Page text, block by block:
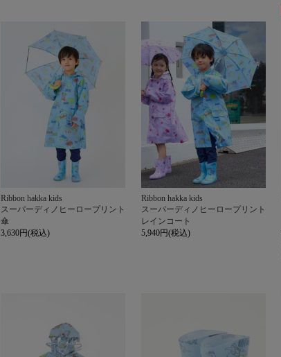
Ribbon hakka kids
スーパーディノヒーロープリント
傘
3,630円(税込)
Ribbon hakka kids
スーパーディノヒーロープリント
レインコート
5,940円(税込)